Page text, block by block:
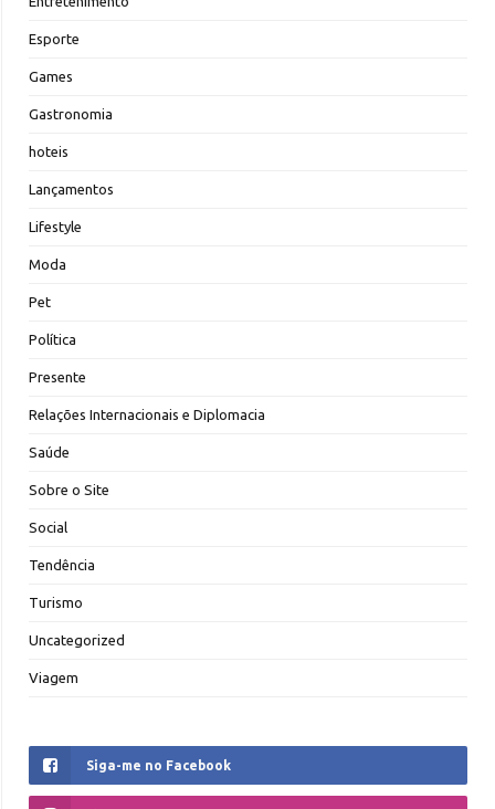
Esporte
Games
Gastronomia
hoteis
Lançamentos
Lifestyle
Moda
Pet
Política
Presente
Relações Internacionais e Diplomacia
Saúde
Sobre o Site
Social
Tendência
Turismo
Uncategorized
Viagem
Siga-me no Facebook